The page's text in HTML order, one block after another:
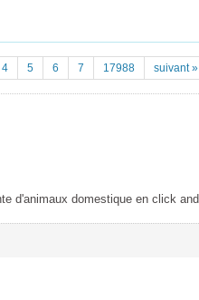
4 5 6 7 17988 suivant »
d'animaux domestique en click and